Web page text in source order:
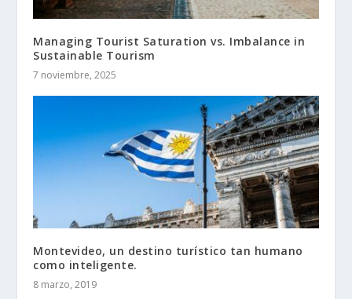
Managing Tourist Saturation vs. Imbalance in
Sustainable Tourism
7 noviembre, 2025
Montevideo, un destino turístico tan humano
como inteligente.
8 marzo, 2019